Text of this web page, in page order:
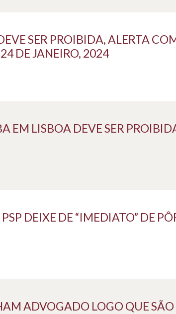
SER PROIBIDA, ALERTA
DE JANEIRO, 2024
EM LISBOA DEVE SER
DEIXE DE “IMEDIATO” DE
ADVOGADO LOGO QUE